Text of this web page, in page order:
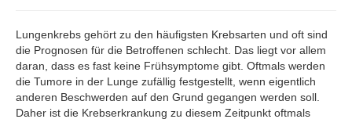
Lungenkrebs gehört zu den häufigsten Krebsarten und oft sind
die Prognosen für die Betroffenen schlecht. Das liegt vor allem
daran, dass es fast keine Frühsymptome gibt. Oftmals werden
die Tumore in der Lunge zufällig festgestellt, wenn eigentlich
anderen Beschwerden auf den Grund gegangen werden soll.
Daher ist die Krebserkrankung zu diesem Zeitpunkt oftmals